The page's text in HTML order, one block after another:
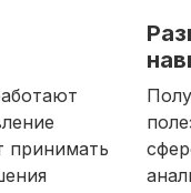
принимать
задания